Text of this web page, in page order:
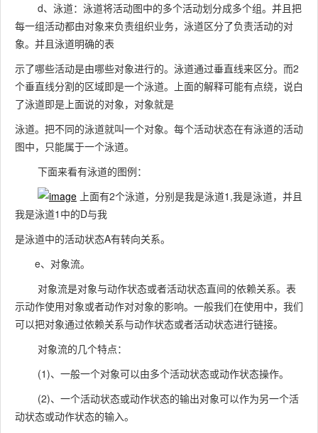
d、泳道：泳道将活动图中的多个活动划分成多个组。并且把
每一组活动都由对象来负责组织业务，泳道区分了负责活动的对
象。并且泳道明确的表
示了哪些活动是由哪些对象进行的。泳道通过垂直线来区分。而2
个垂直线分割的区域即是一个泳道。上面的解释可能有点绕，说白
了泳道即是上面说的对象，对象就是
泳道。把不同的泳道就叫一个对象。每个活动状态在有泳道的活动
图中，只能属于一个泳道。
下面来看有泳道的图例：
上面有2个泳道，分别是我是泳道1,我是泳道，并且
我是泳道1中的D与我
是泳道中的活动状态A有转向关系。
e、对象流。
对象流是对象与动作状态或者活动状态直间的依赖关系。表
示动作使用对象或者动作对对象的影响。一般我们在使用中，我们
可以把对象通过依赖关系与动作状态或者活动状态进行链接。
对象流的几个特点：
(1)、一般一个对象可以由多个活动状态或动作状态操作。
(2)、一个活动状态或动作状态的输出对象可以作为另一个活
动状态或动作状态的输入。